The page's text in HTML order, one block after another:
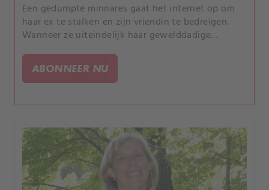
Een gedumpte minnares gaat het internet op om
haar ex te stalken en zijn vriendin te bedreigen.
Wanneer ze uiteindelijk haar gewelddadige
verstrikt in een dodelijk web van bedrog.
ABONNEER NU